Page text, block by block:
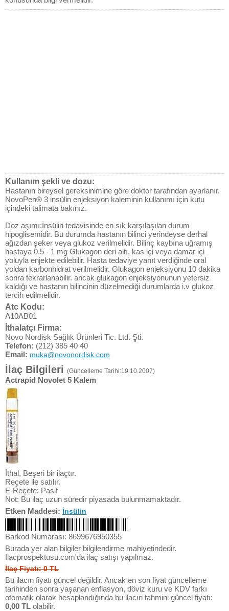
Kullanım şekli ve dozu:
Hastanın bireysel gereksinimine göre doktor tarafından ayarlanır.
NovoPen® 3 insülin enjeksiyon kaleminin kullanımı için kutu
içindeki talimata bakınız.
Doz aşımı:İnsülin tedavisinde en sık karşılaşılan durum
hipoglisemidir. Bu durumda hastanın bilinci yerindeyse derhal
ağızdan şeker veya glukoz verilmelidir. Bilinç kaybına uğramış
hastaya 0.5 - 1 mg Glukagon deri altı, kas içi veya damar içi
yoluyla enjekte edilebilir. Hasta tedaviye yanıt verdiğinde oral
yoldan karbonhidrat verilmelidir. Glukagon enjeksiyonu 10 dakika
sonra tekrarlanabilir. ancak glukagon enjeksiyonunun yetersiz
kaldığı ve hastanın bilincinin düzelmediği durumlarda i.v glukoz
tercih edilmelidir.
Atc Kodu:
A10AB01
İthalatçı Firma:
Novo Nordisk Sağlık Ürünleri Tic. Ltd. Şti.
Telefon: (212) 385 40 40
Email: muka@novonordisk.com
İlaç Bilgileri (Güncelleme Tarihi:19.10.2007)
Actrapid Novolet 5 Kalem
İthal, Beşeri bir ilaçtır.
Reçete ile satılır.
E-Reçete: Pasif
Not: Bu ilaç uzun süredir piyasada bulunmamaktadır.
Etken Maddesi: İnsülin
Barkod Numarası: 8699676950355
Burada yer alan bilgiler bilgilendirme mahiyetindedir.
Ilacprospektusu.com'da ilaç satışı yapılmaz.
İlaç Fiyatı: 0 TL
Bu ilacın fiyatı güncel değildir. Ancak en son fiyat güncelleme
tarihinden sonra yaşanan enflasyon, döviz kuru ve KDV farkı
otomatik olarak hesaplandığında bu ilacın tahmini güncel fiyatı:
0,00 TL olabilir.